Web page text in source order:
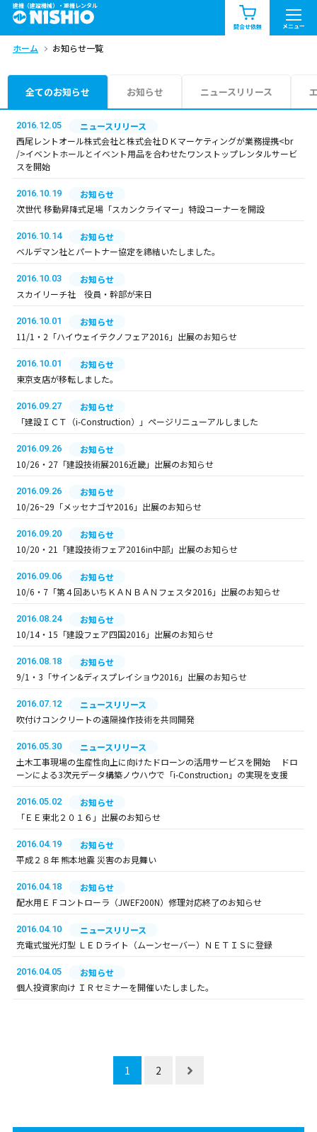
建機（建設機械）・重機レンタル
問合せ依頼 メニュー
商品一覧 お知らせ一覧
問合せ依頼リスト
エリア情報を見る
中部 関西 中国・四国
九州・沖縄（外部）
ホーム お知らせ一覧
全てのお知らせ お知らせ ニュースリリース
2016.12.05
ニュースリリース
西尾レントオール株式会社と株式会社ＤＫマーケティングが業務提携<br
/>イベントホールとイベント用品を合わせたワンストップレンタルサービ
スを開始
2016.10.19
お知らせ
次世代 移動昇降式足場「スカンクライマー」特設コーナーを開設
2016.10.14
お知らせ
ベルデマン社とパートナー協定を締結いたしました。
2016.10.03
お知らせ
スカイリーチ社 役員・幹部が来日
2016.10.01
お知らせ
11/1・2「ハイウェイテクノフェア2016」出展のお知らせ
2016.10.01
お知らせ
東京支店が移転しました。
2016.09.27
お知らせ
「建設ＩＣＴ（i-Construction）」ページリニューアルしました
2016.09.26
お知らせ
10/26・27「建設技術展2016近畿」出展のお知らせ
2016.09.26
お知らせ
10/26~29「メッセナゴヤ2016」出展のお知らせ
2016.09.20
お知らせ
10/20・21「建設技術フェア2016in中部」出展のお知らせ
2016.09.06
お知らせ
10/6・7「第４回あいちＫＡＮＢＡＮフェスタ2016」出展のお知らせ
2016.08.24
お知らせ
10/14・15「建設フェア四国2016」出展のお知らせ
2016.08.18
お知らせ
9/1・3「サイン&ディスプレイショウ2016」出展のお知らせ
2016.07.12
ニュースリリース
吹付けコンクリートの遠隔操作技術を共同開発
2016.05.30
ニュースリリース
土木工事現場の生産性向上に向けたドローンの活用サービスを開始 ドロ
ーンによる3次元データ構築ノウハウで「i-Construction」の実現を支援
2016.05.02
お知らせ
「ＥＥ東北２０１６」出展のお知らせ
2016.04.19
お知らせ
平成２８年 熊本地震 災害のお見舞い
2016.04.18
お知らせ
配水用ＥＦコントローラ（JWEF200N）修理対応終了のお知らせ
2016.04.10
ニュースリリース
充電式蛍光灯型 ＬＥＤライト（ムーンセーバー）ＮＥＴＩＳに登録
2016.04.05
お知らせ
個人投資家向け ＩＲセミナーを開催いたしました。
1 2